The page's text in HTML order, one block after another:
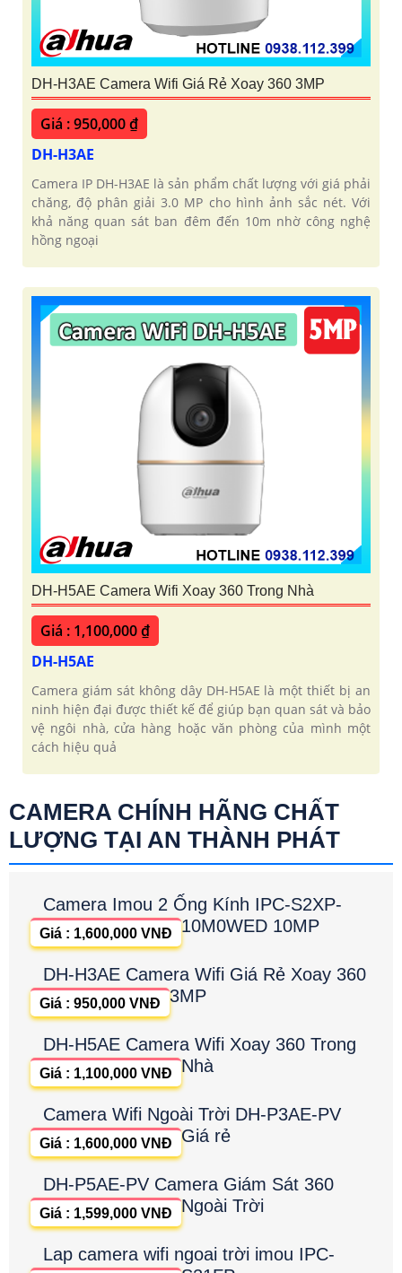
DH-H3AE Camera Wifi Giá Rẻ Xoay 360 3MP
Giá : 950,000 ₫
DH-H3AE
Camera IP DH-H3AE là sản phẩm chất lượng với giá phải
chăng, độ phân giải 3.0 MP cho hình ảnh sắc nét. Với
khả năng quan sát ban đêm đến 10m nhờ công nghệ
hồng ngoại
DH-H5AE Camera Wifi Xoay 360 Trong Nhà
Giá : 1,100,000 ₫
DH-H5AE
Camera giám sát không dây DH-H5AE là một thiết bị an
ninh hiện đại được thiết kế để giúp bạn quan sát và bảo
vệ ngôi nhà, cửa hàng hoặc văn phòng của mình một
cách hiệu quả
CAMERA CHÍNH HÃNG CHẤT
LƯỢNG TẠI AN THÀNH PHÁT
Camera Imou 2 Ống Kính IPC-S2XP-
10M0WED 10MP
Giá : 1,600,000 VNĐ
DH-H3AE Camera Wifi Giá Rẻ Xoay 360
3MP
Giá : 950,000 VNĐ
DH-H5AE Camera Wifi Xoay 360 Trong
Nhà
Giá : 1,100,000 VNĐ
Camera Wifi Ngoài Trời DH-P3AE-PV
Giá rẻ
Giá : 1,600,000 VNĐ
DH-P5AE-PV Camera Giám Sát 360
Ngoài Trời
Giá : 1,599,000 VNĐ
Lap camera wifi ngoai trời imou IPC-